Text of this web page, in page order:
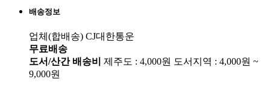
배송정보
업체(합배송) CJ대한통운
무료배송
도서/산간 배송비 제주도 : 4,000원 도서지역 : 4,000원 ~
9,000원